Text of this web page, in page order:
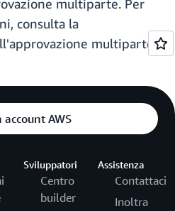
multiparte. Per
consulta la
multiparte
account AWS
Sviluppatori
Centro
builder
Assistenza
Contattaci
Inoltra